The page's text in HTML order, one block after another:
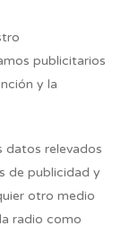
publicitarios
y la
datos relevados
de publicidad y
otro medio
radio como